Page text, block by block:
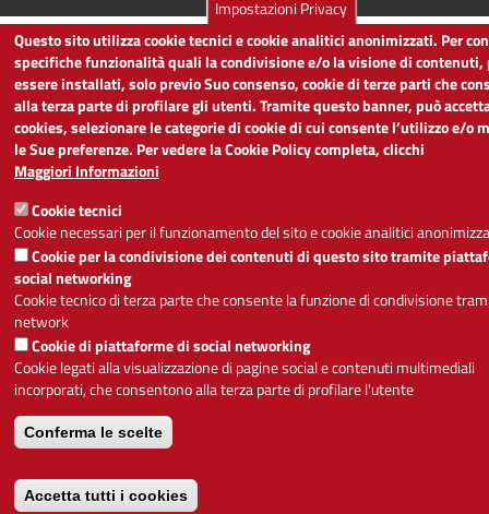
Impostazioni Privacy
Questo sito utilizza cookie tecnici e cookie analitici anonimizzati. Per
specifiche funzionalità quali la condivisione e/o la visione di contenuti,
essere installati, solo previo Suo consenso, cookie di terze parti che
alla terza parte di profilare gli utenti. Tramite questo banner, può
cookies, selezionare le categorie di cookie di cui consente l’utilizzo e/o
le Sue preferenze. Per vedere la Cookie Policy completa, clicchi
Maggiori Informazioni
Cookie tecnici
Cookie necessari per il funzionamento del sito e cookie analitici
Cookie per la condivisione dei contenuti di questo sito tramite
social networking
Cookie tecnico di terza parte che consente la funzione di condivisione
network
Cookie di piattaforme di social networking
Cookie legati alla visualizzazione di pagine social e contenuti multimediali
incorporati, che consentono alla terza parte di profilare l'utente
Conferma le scelte
Accetta tutti i cookies